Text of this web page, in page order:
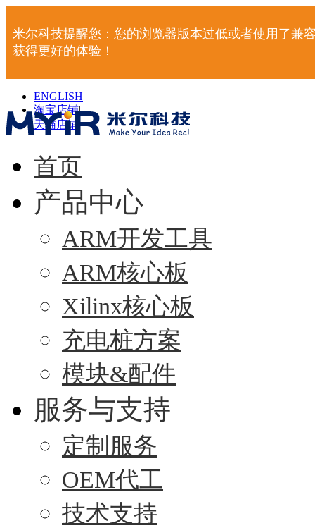
米尔科技提醒您：您的浏览器版本过低或者使用了兼
获得更好的体验！
ENGLISH
淘宝店铺|
天猫店铺 |
首页
产品中心
ARM开发工具
ARM核心板
Xilinx核心板
充电桩方案
模块&配件
服务与支持
定制服务
OEM代工
技术支持